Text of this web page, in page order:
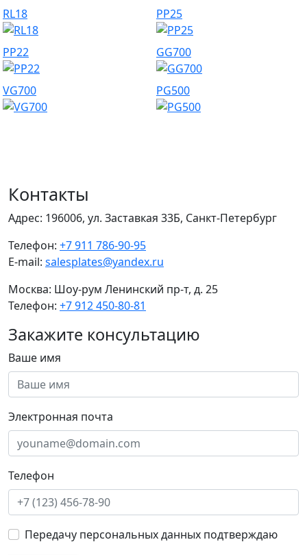
RL18 PP25
PP22 GG700
VG700 PG500
Контакты
Адрес: 196006, ул. Заставкая 33Б, Санкт-Петербург
Телефон: +7 911 786-90-95
E-mail: salesplates@yandex.ru
Москва: Шоу-рум Ленинский пр-т, д. 25
Телефон: +7 912 450-80-81
Закажите консультацию
Ваше имя
Электронная почта
Телефон
Передачу персональных данных подтверждаю